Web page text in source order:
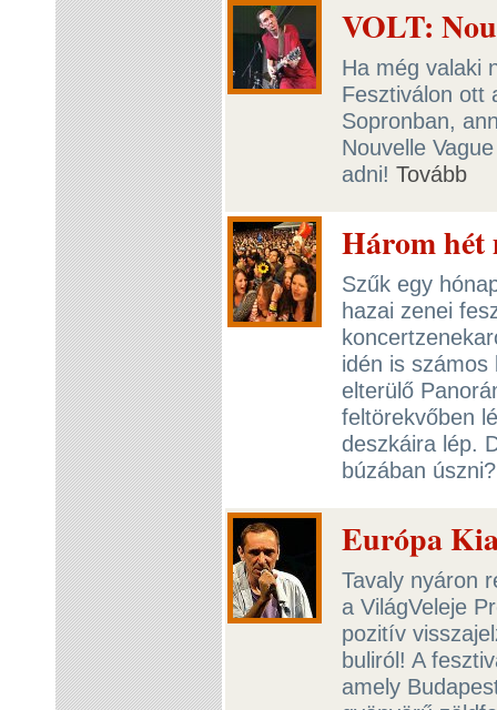
VOLT:
Ha még valaki
Fesztiválon ott
Sopronban,
Nouvelle
adni! Tovább
Három
Szűk egy
hazai zenei
idén is
elterülő
feltörekvőben
deszkáira lép.
búzában
Európa
Tavaly nyáron
a VilágVeleje
pozitív
buliról! A
amely